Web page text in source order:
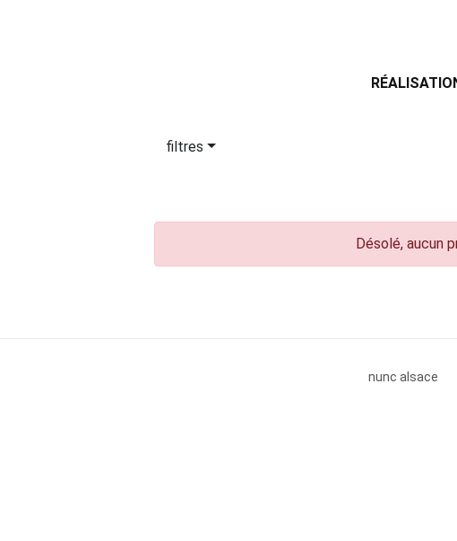
filtres
Désolé, aucun
nunc alsace